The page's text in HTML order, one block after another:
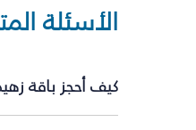
الأسئلة
كيف أحجز باقة